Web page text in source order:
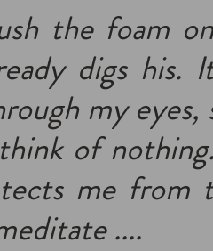
the foam
digs his.
my
of
me
....